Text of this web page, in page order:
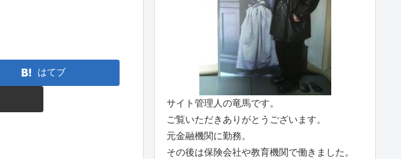
はてブ
サイト管理人の竜馬です。
ご覧いただきありがとうございます。
元金融機関に勤務。
その後は保険会社や教育機関で働きました。